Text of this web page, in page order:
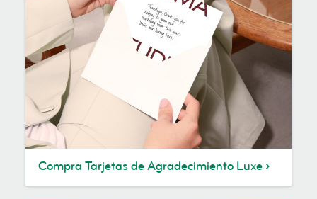
Compra Tarjetas de Agradecimiento Luxe